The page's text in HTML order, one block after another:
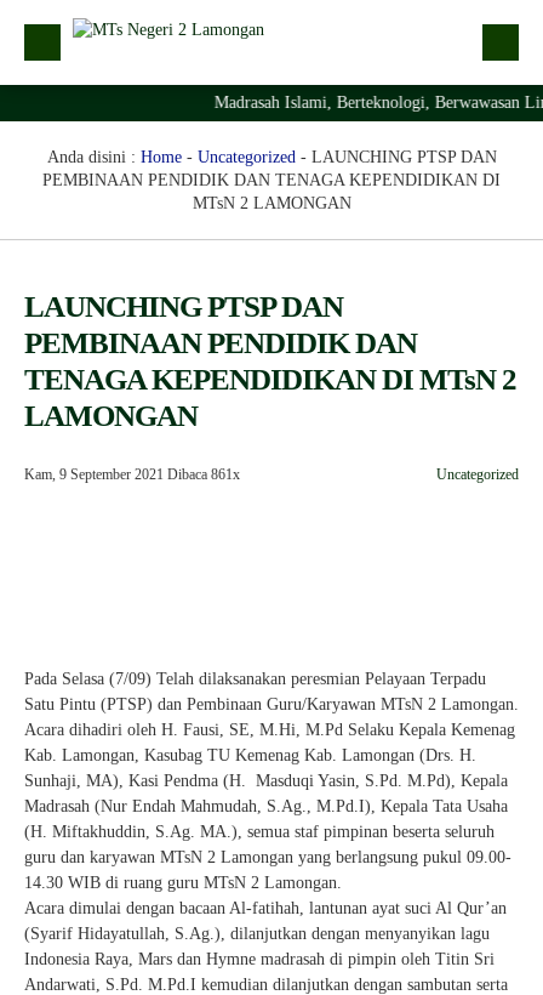
Profil Madrasah
Layanan Digital
Madrasah Islami, Berteknologi, Berwawasan
Anda disini : Home- Uncategorized- LAUNCHING PTSP DAN
PEMBINAAN PENDIDIK DAN TENAGA KEPENDIDIKAN DI
MTsN 2 LAMONGAN
LAUNCHING PTSP DAN
PEMBINAAN PENDIDIK DAN
TENAGA KEPENDIDIKAN DI MTsN 2
LAMONGAN
Kam, 9 September 2021 Dibaca 861x Uncategorized
Pada Selasa (7/09) Telah dilaksanakan peresmian Pelayaan Terpadu
Satu Pintu (PTSP) dan Pembinaan Guru/Karyawan MTsN 2 Lamongan.
Acara dihadiri oleh H. Fausi, SE, M.Hi, M.Pd Selaku Kepala Kemenag
Kab. Lamongan, Kasubag TU Kemenag Kab. Lamongan (Drs. H.
Sunhaji, MA), Kasi Pendma (H. Masduqi Yasin, S.Pd. M.Pd), Kepala
Madrasah (Nur Endah Mahmudah, S.Ag., M.Pd.I), Kepala Tata Usaha
(H. Miftakhuddin, S.Ag. MA.), semua staf pimpinan beserta seluruh
guru dan karyawan MTsN 2 Lamongan yang berlangsung pukul 09.00-
14.30 WIB di ruang guru MTsN 2 Lamongan.
Acara dimulai dengan bacaan Al-fatihah, lantunan ayat suci Al Qur’an
(Syarif Hidayatullah, S.Ag.), dilanjutkan dengan menyanyikan lagu
Indonesia Raya, Mars dan Hymne madrasah di pimpin oleh Titin Sri
Andarwati, S.Pd. M.Pd.I kemudian dilanjutkan dengan sambutan serta